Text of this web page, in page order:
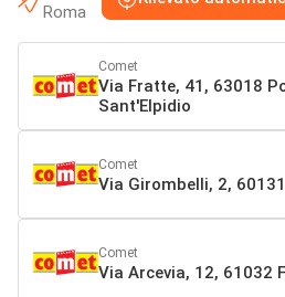
Roma
Comet
Via Fratte, 41, 63018
Sant'Elpidio
Comet
Via Girombelli, 2,
Comet
Via Arcevia, 12, 61032